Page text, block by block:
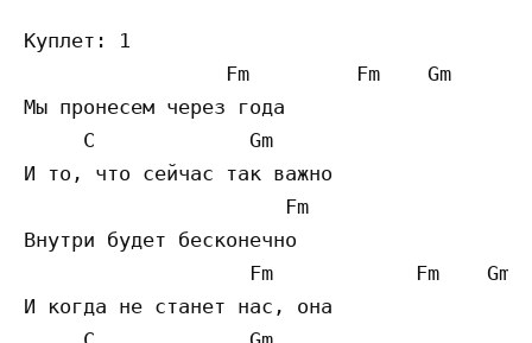
Куплет: 1
                 Fm         Fm    Gm
Мы пронесем через года
     C             Gm
И то, что сейчас так важно
                      Fm
Внутри будет бесконечно
                   Fm            Fm    Gm
И когда не станет нас, она